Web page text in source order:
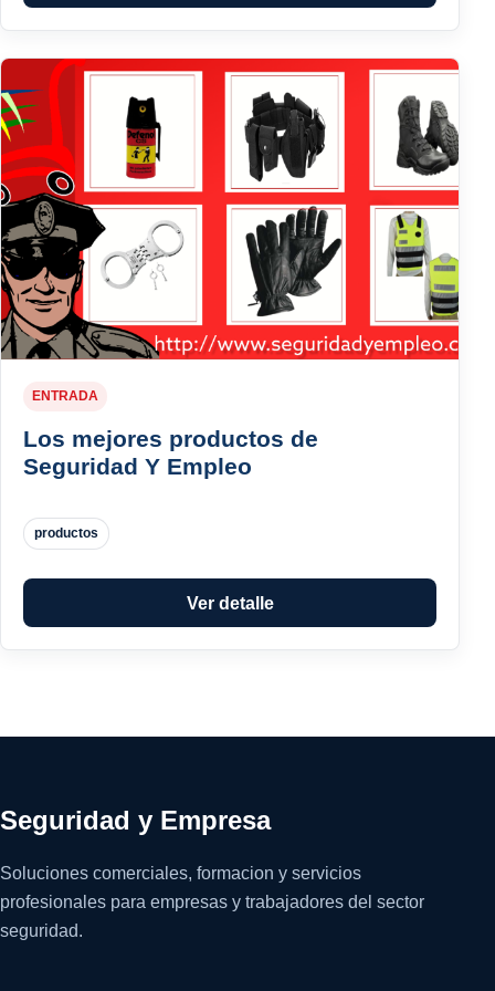
ENTRADA
Los mejores productos de
Seguridad Y Empleo
productos
Ver detalle
Seguridad y Empresa
Soluciones comerciales, formacion y servicios
profesionales para empresas y trabajadores del sector
seguridad.